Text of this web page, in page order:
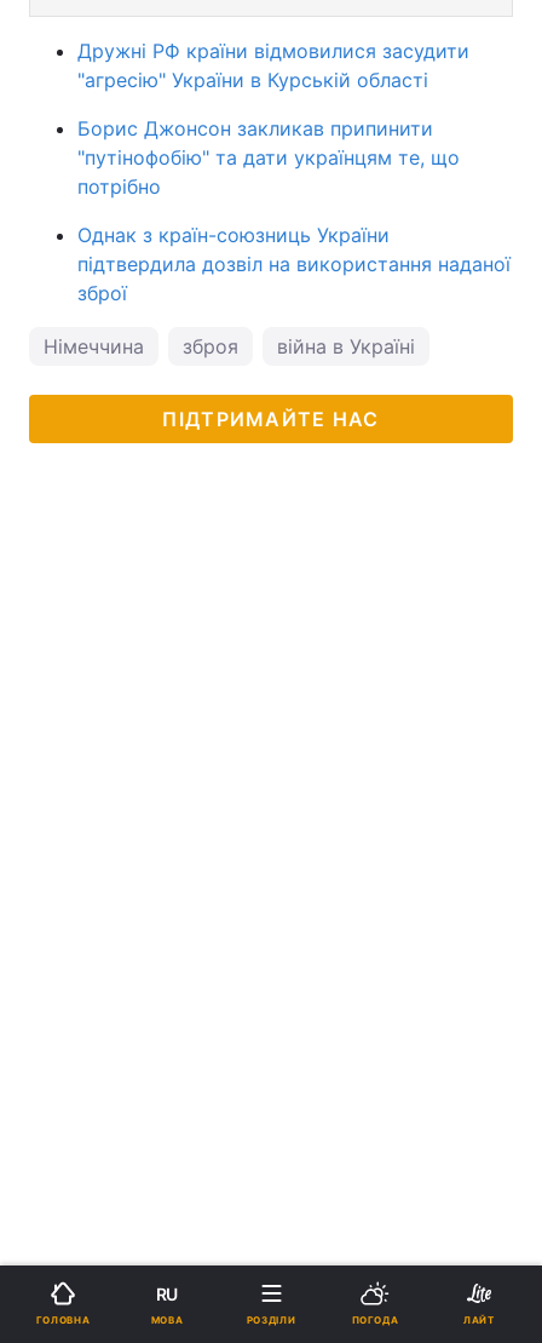
Дружні РФ країни відмовилися засудити
"агресію" України в Курській області
Борис Джонсон закликав припинити
"путінофобію" та дати українцям те, що
потрібно
Однак з країн-союзниць України
підтвердила дозвіл на використання наданої
зброї
Німеччина зброя війна в Україні
ПІДТРИМАЙТЕ НАС
ГОЛОВНА
RU
МОВА РОЗДІЛИ ПОГОДА ЛАЙТ